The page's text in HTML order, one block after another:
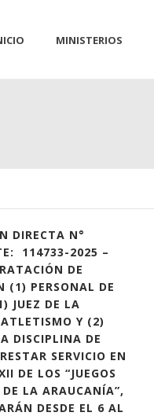
MINISTERIOS
DIRECTA N°
114733-2025 –
DE
(1) PERSONAL DE
JUEZ DE LA
Y (2)
DISCIPLINA DE
SERVICIO EN
DE LOS “JUEGOS
LA ARAUCANÍA”,
DESDE EL 6 AL